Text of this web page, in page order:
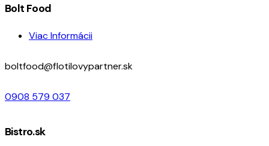
Bolt Food
Viac Informácii
boltfood@flotilovypartner.sk
0908 579 037
Bistro.sk